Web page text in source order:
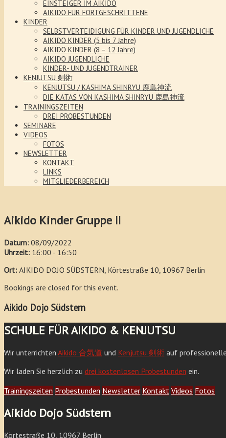
EINSTEIGER IM AIKIDO
AIKIDO FÜR FORTGESCHRITTENE
KINDER
SELBSTVERTEIDIGUNG FÜR KINDER UND JUGENDLICHE
AIKIDO KINDER (5 bis 7 Jahre)
AIKIDO KINDER (8 – 12 Jahre)
AIKIDO JUGENDLICHE
KINDER- UND JUGENDTRAINER
KENJUTSU 剣術
KENJUTSU / KASHIMA SHINRYU 鹿島神流
DIE KATAS VON KASHIMA SHINRYU 鹿島神流
TRAININGSZEITEN
DREI PROBESTUNDEN
SEMINARE
VIDEOS
FOTOS
NEWSLETTER
KONTAKT
LINKS
MITGLIEDERBEREICH
Aikido Kinder Gruppe II
Datum: 08/09/2022
Uhrzeit: 16:00 - 16:50
Ort: AIKIDO DOJO SÜDSTERN, Körtestraße 10, 10967 Berlin
Bookings are closed for this event.
Aikido Dojo Südstern
SCHULE FÜR AIKIDO & KENJUTSU
Wir unterrichten Aikido 合気道 und Kenjutsu 剣術 auf
Wir laden Sie herzlich zu drei kostenlosen Probestunden ein.
Trainingszeiten Probestunden Newsletter Kontakt Videos Fotos
Aikido Dojo Südstern
Körtestraße 10, 10967 Berlin